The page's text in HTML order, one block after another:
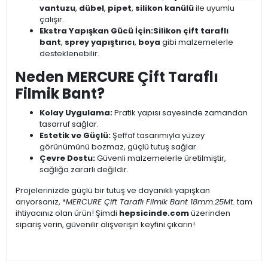
vantuzu, dübel, pipet, silikon kanülüile uyumlu
çalışır.
Ekstra Yapışkan Gücü İçin:Silikon çift taraflı
bant, sprey yapıştırıcı, boya gibi malzemelerle
desteklenebilir.
Neden MERCURE Çift Taraflı
Filmik Bant?
Kolay Uygulama:Pratik yapısı sayesinde zamandan
tasarruf sağlar.
Estetik ve Güçlü:Şeffaf tasarımıyla yüzey
görünümünü bozmaz, güçlü tutuş sağlar.
Çevre Dostu:Güvenli malzemelerle üretilmiştir,
sağlığa zararlı değildir.
Projelerinizde güçlü bir tutuş ve dayanıklı yapışkan
arıyorsanız, *MERCURE Çift Taraflı Filmik Bant 18mm.25Mt.tam
ihtiyacınız olan ürün! Şimdi hepsicinde.comüzerinden
sipariş verin, güvenilir alışverişin keyfini çıkarın!